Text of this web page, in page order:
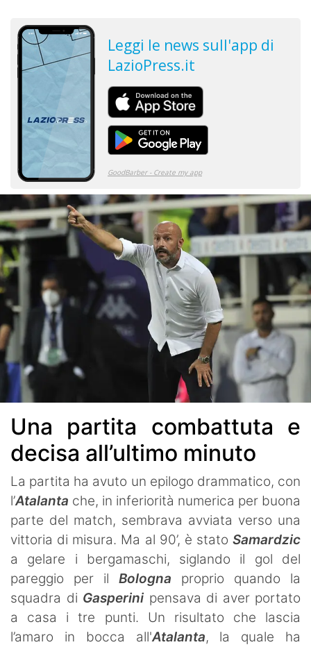
Una partita combattuta e
decisa all’ultimo minuto
La partita ha avuto un epilogo drammatico, con
l’Atalanta che, in inferiorità numerica per buona
parte del match, sembrava avviata verso una
vittoria di misura. Ma al 90’, è stato Samardzic
a gelare i bergamaschi, siglando il gol del
pareggio per il Bologna proprio quando la
squadra di Gasperini pensava di aver portato
a casa i tre punti. Un risultato che lascia
l’amaro in bocca all'Atalanta, la quale ha